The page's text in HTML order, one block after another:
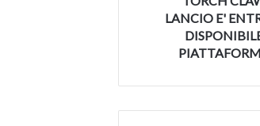
IL
LANCIO E'